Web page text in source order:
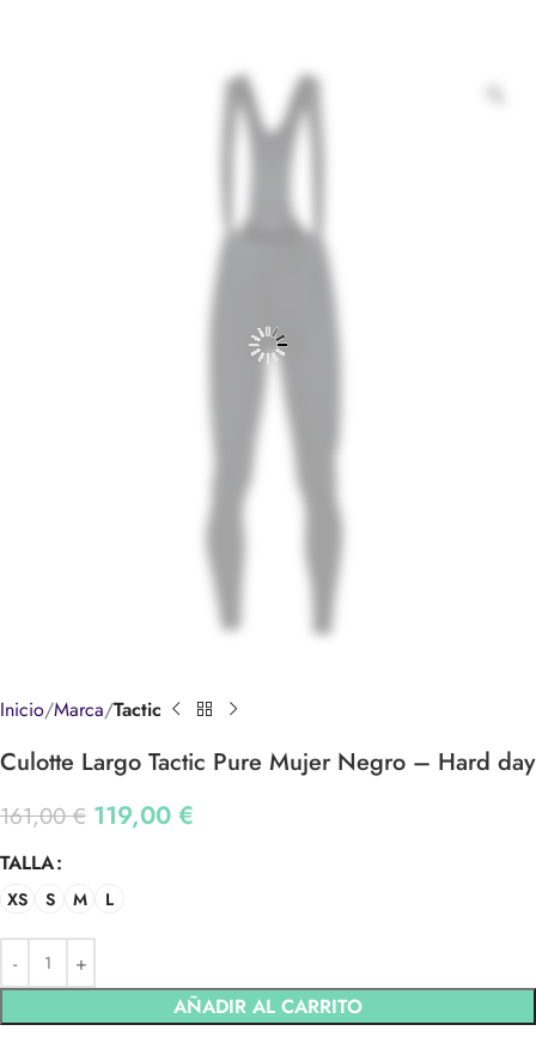
Inicio Marca Tactic
Culotte Largo Tactic Pure Mujer Negro – Hard day
161,00€ 119,00 €
TALLA
XS S M L
AÑADIR AL CARRITO